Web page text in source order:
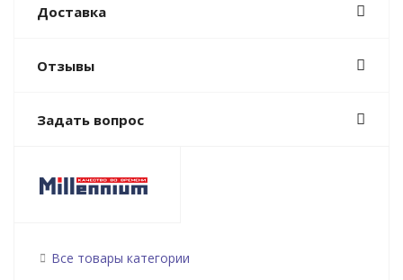
Доставка
Отзывы
Задать вопрос
Все товары категории